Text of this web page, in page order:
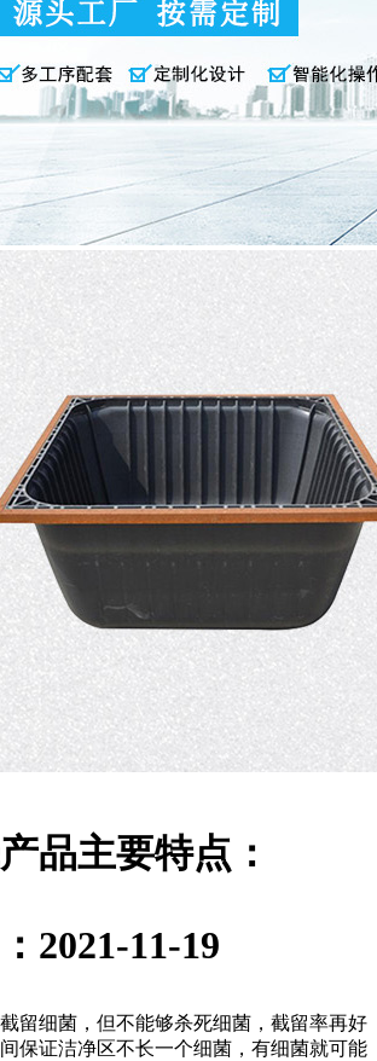
品主要特点：
2021-11-19
留细菌，但不能够杀死细菌，截留率再好
保证洁净区不长一个细菌，有细菌就可能